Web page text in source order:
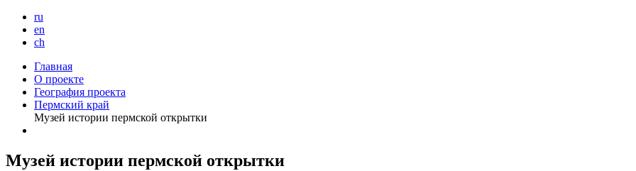
ru
en
ch
Главная
О проекте
География проекта
Пермский край
Музей истории пермской открытки
Музей истории пермской открытки